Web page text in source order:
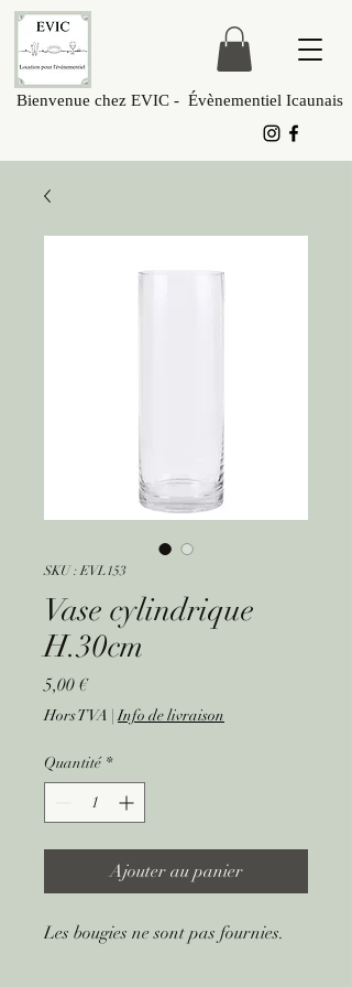
Bienvenue chez EVIC - Évènementiel Icaunais
SKU : EVL153
Vase cylindrique
H.30cm
5,00 €Prix
Hors TVA |Info de livraison
Quantité *
Ajouter au panier
Les bougies ne sont pas fournies.